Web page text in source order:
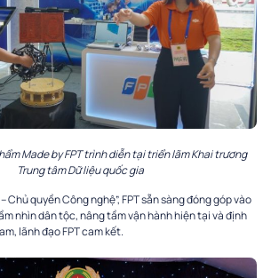
Made by FPT trình diễn tại triển lãm Khai trương
Trung tâm Dữ liệu quốc gia
Chủ quyền Công nghệ”, FPT sẵn sàng đóng góp vào
nhìn dân tộc, nâng tầm vận hành hiện tại và định
lãnh đạo FPT cam kết.